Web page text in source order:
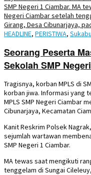
HEADLINE, PERISTIWA,
Seorang Peserta
Sekolah SMP
Tragisnya, korban MPLS di
korban jiwa. Informasi yang
MPLS SMP Negeri Ciambar
Cibunarjaya, Kecamatan
Kanit Reskrim Polsek
sejumlah wartawan
SMP Negeri 1 Ciambar.
MA tewas saat mengikuti
tenggelam di Sungai